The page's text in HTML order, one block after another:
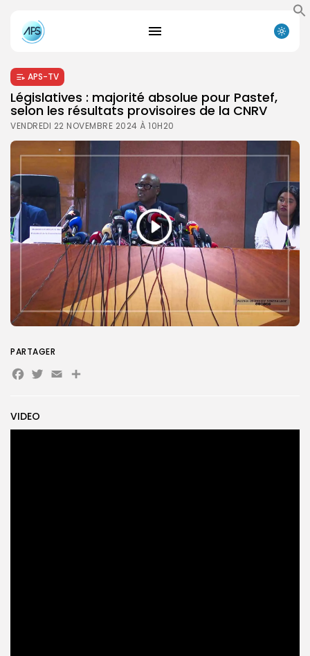
Search
APS-TV
Législatives : majorité absolue pour Pastef,
selon les résultats provisoires de la CNRV
VENDREDI 22 NOVEMBRE 2024 À 10H20
VIDEO
PARTAGER
Facebook
Twitter
EmailPartager